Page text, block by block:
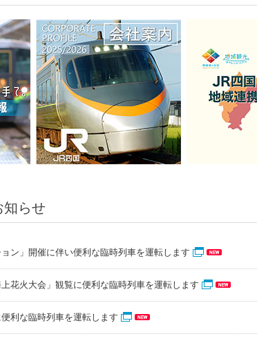
らせ
ョン」開催に伴い便利な臨時列車を運転します
上花火大会」観覧に便利な臨時列車を運転します
利な臨時列車を運転します